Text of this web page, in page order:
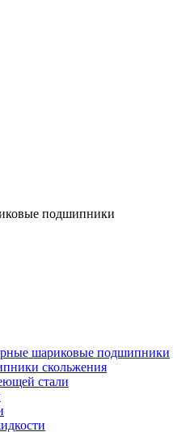
подшипники
шариковые подшипники
скольжения
стали